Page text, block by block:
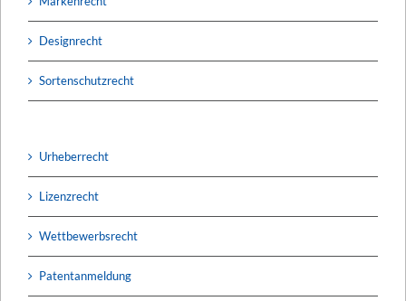
Designrecht
Sortenschutzrecht
Urheberrecht
Lizenzrecht
Wettbewerbsrecht
Patentanmeldung